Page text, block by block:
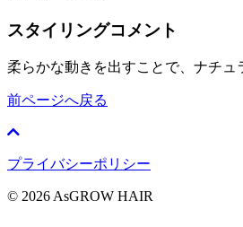
スタイリングコメント
柔らかな動きを出すことで、ナチュ
前ページへ戻る
プライバシーポリシー
© 2026 AsGROW HAIR